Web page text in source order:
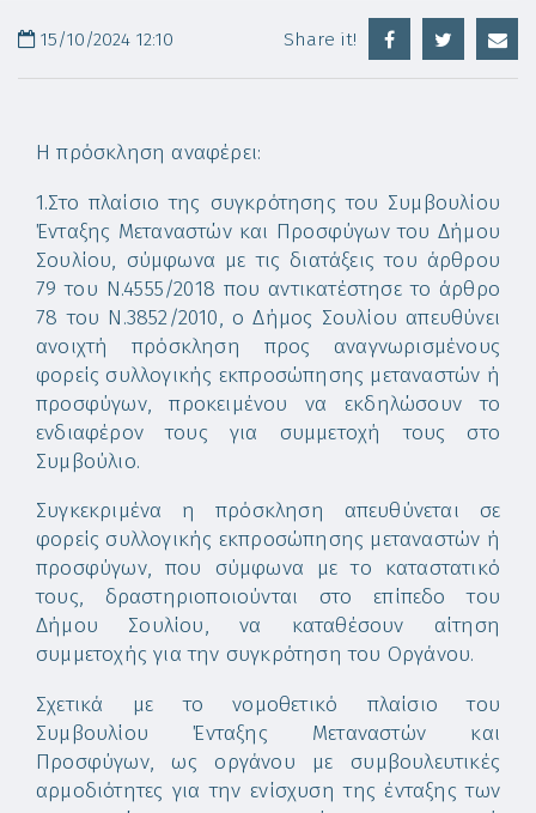
15/10/2024 12:10 Share it!
Η πρόσκληση αναφέρει:
1.Στο πλαίσιο της συγκρότησης του Συμβουλίου
Ένταξης Μεταναστών και Προσφύγων του Δήμου
Σουλίου, σύμφωνα με τις διατάξεις του άρθρου
79 του Ν.4555/2018 που αντικατέστησε το άρθρο
78 του Ν.3852/2010, ο Δήμος Σουλίου απευθύνει
ανοιχτή πρόσκληση προς αναγνωρισμένους
φορείς συλλογικής εκπροσώπησης μεταναστών ή
προσφύγων, προκειμένου να εκδηλώσουν το
ενδιαφέρον τους για συμμετοχή τους στο
Συμβούλιο.
Συγκεκριμένα η πρόσκληση απευθύνεται σε
φορείς συλλογικής εκπροσώπησης μεταναστών ή
προσφύγων, που σύμφωνα με το καταστατικό
τους, δραστηριοποιούνται στο επίπεδο του
Δήμου Σουλίου, να καταθέσουν αίτηση
συμμετοχής για την συγκρότηση του Οργάνου.
Σχετικά με το νομοθετικό πλαίσιο του
Συμβουλίου Ένταξης Μεταναστών και
Προσφύγων, ως οργάνου με συμβουλευτικές
αρμοδιότητες για την ενίσχυση της ένταξης των